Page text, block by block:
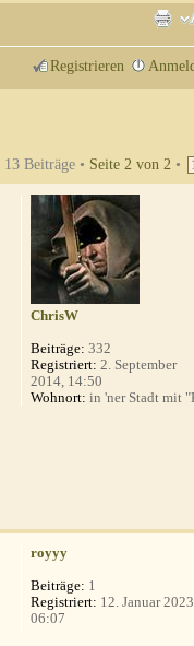
Registrieren
13 Beiträge • Seite 2 von 2 •
ChrisW
Beiträge: 332
Registriert: 2. September
2014, 14:50
Wohnort: in 'ner Stadt mit
royyy
Beiträge: 1
Registriert: 12. Januar 2023,
06:07